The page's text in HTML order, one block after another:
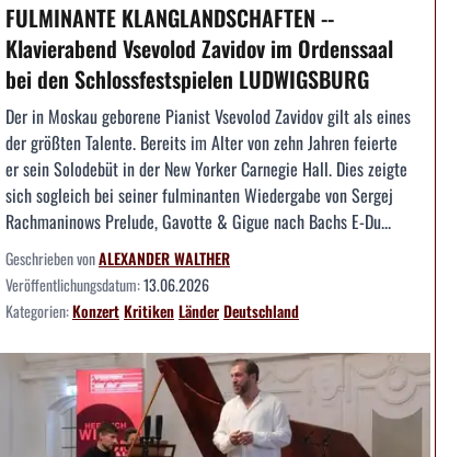
FULMINANTE KLANGLANDSCHAFTEN --
Klavierabend Vsevolod Zavidov im Ordenssaal
bei den Schlossfestspielen LUDWIGSBURG
Der in Moskau geborene Pianist Vsevolod Zavidov gilt als eines
der größten Talente. Bereits im Alter von zehn Jahren feierte
er sein Solodebüt in der New Yorker Carnegie Hall. Dies zeigte
sich sogleich bei seiner fulminanten Wiedergabe von Sergej
Rachmaninows Prelude, Gavotte & Gigue nach Bachs E-Du...
Geschrieben vonALEXANDER WALTHER
Veröffentlichungsdatum:13.06.2026
Kategorien:KonzertKritikenLänderDeutschland